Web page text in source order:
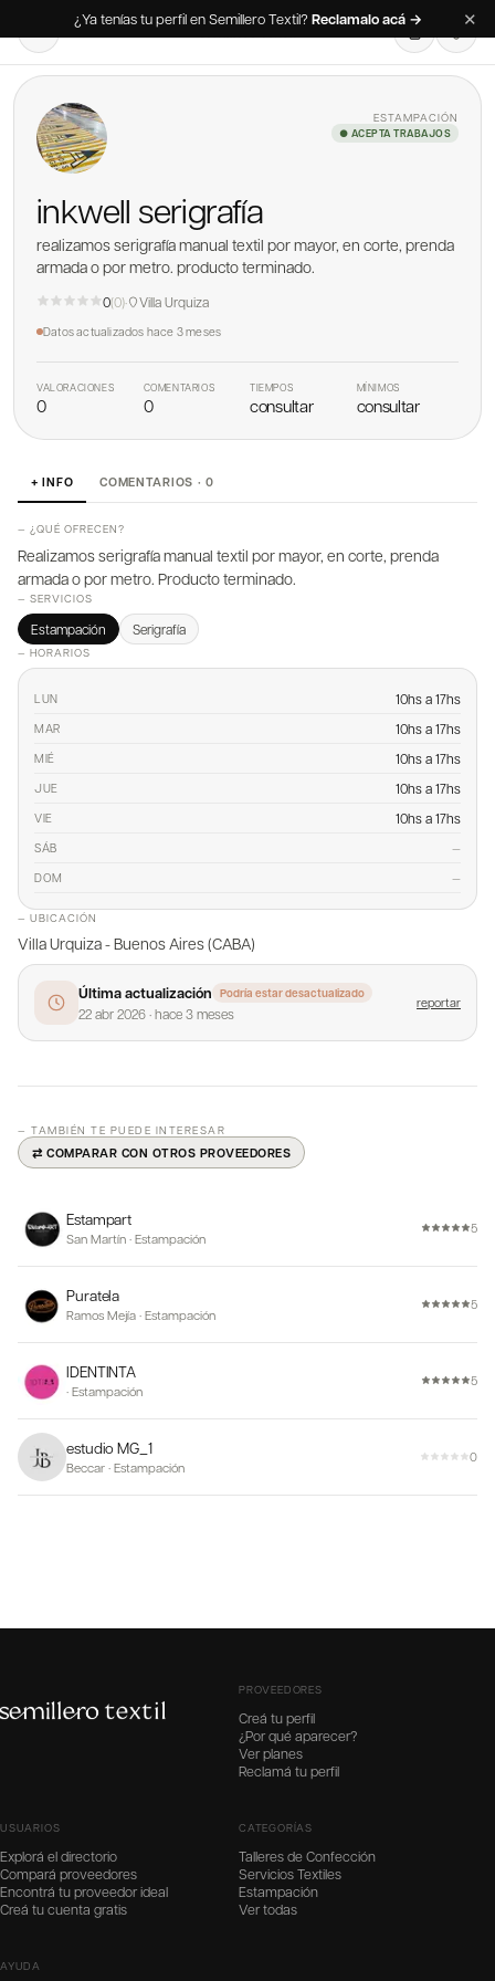
¿Ya tenías tu perfil en Semillero Textil? Reclamalo acá → ✕
ESTAMPACIÓN
● ACEPTA TRABAJOS
inkwell serigrafía
realizamos serigrafía manual textil por mayor, en corte, prenda
armada o por metro. producto terminado.
0(0)· Villa Urquiza
Datos actualizados hace 3 meses
VALORACIONES
0
COMENTARIOS
0
TIEMPOS
consultar
MÍNIMOS
consultar
+ INFO COMENTARIOS · 0
— ¿QUÉ OFRECEN?
Realizamos serigrafía manual textil por mayor, en corte, prenda
armada o por metro. Producto terminado.
— SERVICIOS
Estampación Serigrafía
— HORARIOS
LUN 10hs a 17hs
MAR 10hs a 17hs
MIÉ 10hs a 17hs
JUE 10hs a 17hs
VIE 10hs a 17hs
SÁB —
DOM —
— UBICACIÓN
Villa Urquiza - Buenos Aires (CABA)
Última actualización Podría estar desactualizado
22 abr 2026·hace 3 meses
reportar
— TAMBIÉN TE PUEDE INTERESAR
⇄ COMPARAR CON OTROS PROVEEDORES
Estampart
San Martín · Estampación
5
Puratela
Ramos Mejía · Estampación
5
IDENTINTA
· Estampación
5
estudio MG_1
Beccar · Estampación
0
PROVEEDORES
Creá tu perfil
¿Por qué aparecer?
Ver planes
Reclamá tu perfil
USUARIOS
Explorá el directorio
Compará proveedores
Encontrá tu proveedor ideal
Creá tu cuenta gratis
CATEGORÍAS
Talleres de Confección
Servicios Textiles
Estampación
Ver todas
AYUDA